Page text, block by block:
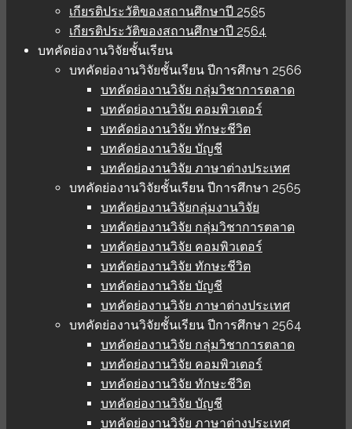
เกียรติประวัติของสถานศึกษาปี 2565
เกียรติประวัติของสถานศึกษาปี 2564
บทคัดย่องานวิจัยชั้นเรียน
บทคัดย่องานวิจัยชั้นเรียน ปีการศึกษา 2566
บทคัดย่องานวิจัย กลุ่มวิชาการตลาด
บทคัดย่องานวิจัย คอมพิวเตอร์
บทคัดย่องานวิจัย ทักษะชีวิต
บทคัดย่องานวิจัย บัญชี
บทคัดย่องานวิจัย ภาษาต่างประเทศ
บทคัดย่องานวิจัยชั้นเรียน ปีการศึกษา 2565
บทคัดย่องานวิจัยกลุ่มงานวิจัย
บทคัดย่องานวิจัย กลุ่มวิชาการตลาด
บทคัดย่องานวิจัย คอมพิวเตอร์
บทคัดย่องานวิจัย ทักษะชีวิต
บทคัดย่องานวิจัย บัญชี
บทคัดย่องานวิจัย ภาษาต่างประเทศ
บทคัดย่องานวิจัยชั้นเรียน ปีการศึกษา 2564
บทคัดย่องานวิจัย กลุ่มวิชาการตลาด
บทคัดย่องานวิจัย คอมพิวเตอร์
บทคัดย่องานวิจัย ทักษะชีวิต
บทคัดย่องานวิจัย บัญชี
บทคัดย่องานวิจัย ภาษาต่างประเทศ